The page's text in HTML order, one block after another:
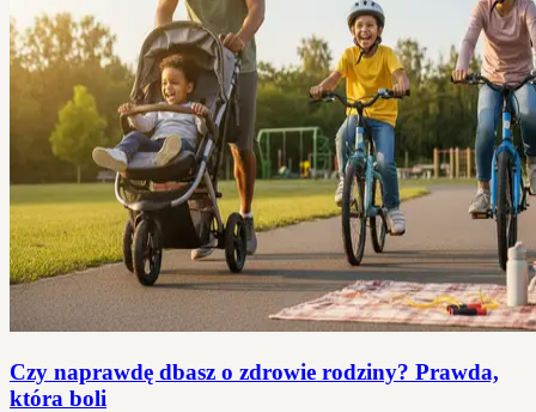
Czy naprawdę dbasz o zdrowie rodziny? Prawda,
która boli